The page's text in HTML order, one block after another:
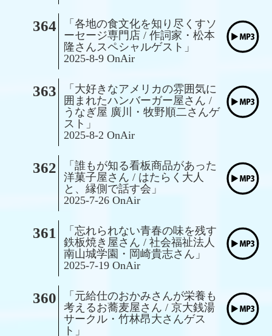
364
「各地の食文化を知り尽くすソ
ーセージ専門店 / 作詞家・松本
隆さんスペシャルゲスト」
2025-8-9 OnAir
363
「大好きなアメリカの雰囲気に
囲まれたハンバーガー屋さん /
うなぎ屋 廣川・牧野順二さんゲ
スト」
2025-8-2 OnAir
362
「誰もが知る看板商品があった
洋菓子屋さん / はたらく大人
と、縁側で話す会」
2025-7-26 OnAir
361
「忘れられない青春の味を残す
鉄板焼き屋さん / 社会福祉法人
南山城学園・岡崎貴志さん」
2025-7-19 OnAir
360
「元給仕のおかみさんが栄養も
考えるお蕎麦屋さん / 京大銭湯
サークル・竹林昂大さんゲス
ト」